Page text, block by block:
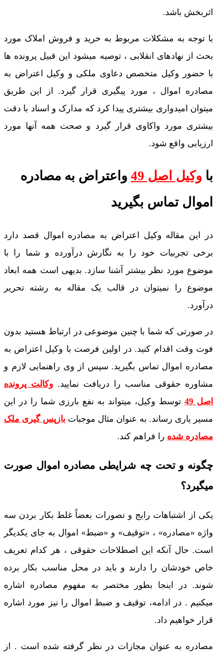
اثربخش باشد.
با توجه به مشکلات مربوط به خرید و فروش املاک مورد
بحث از نهادهای انقلابی ، توصیه میشود این قبیل پرونده ها
با حضور وکیل متخصص دعاوی ملکی و وکیل اعتراض به
مصادره اموال ، مورد پیگیری قرار گیرد. از این طریق
میتوان امیدواری بیشتری پیدا کرد که مدارک و اسناد با دقت
بیشتری مورد واکاوی قرار گیرد و صحت همه آنها مورد
ارزیابی واقع شود.
با وکیل اصل 49
واعتراض به مصادره
اموال تماس بگیرید
در این مقاله وکیل اعتراض به مصادره اموال قصد دارد
برخی تجربیات خود را به نگارش درآورده و شما را با
موضوع مورد نظر بیشتر آشنا سازد. بدیهی است همه ابعاد
موضوع را نمیتوان در قالب یک مقاله به رشته تحریر
درآورد.
در صورتی که شما با چنین موضوعی در ارتباط هستید بدون
فوت وقت اقدام کنید. در اولین فرصت با وکیل اعتراض به
مصادره اموال تماس بگیرید. سپس از وی راهنمایی لازم و
مشاوره حقوقی مناسب را دریافت نمایید. وکالت پرونده
اصل 49
توسط وکیل، میتواند به نفع بارزی شما را در این
مسیر یاری رساند. به عنوان مثال موجبات بازپس گیری ملک
مصادره شده را فراهم کند.
چگونه و تحت چه شرایطی مصادره اموال صورت
میگیرد؟
یکی از اشتباهات رایج و تصورات بعضاً غلط بکار بردن سه
واژه «مصادره» ، «توقیف» و «ضبط» اموال به جای یکدیگر
است. حال آنکه این اصطلاحات حقوقی ، هر کدام تعریف
خاص خودشان را دارند و باید در محل مناسب بکار برده
شوند. در اینجا بطور مختصر به مفهوم مصادره اشاره
میکنیم . در ادامه، توقیف و ضبط اموال را نیز مورد اشاره
قرار خواهیم داد.
مصادره به‌ عنوان مجازات در نظر گرفته شده است . از